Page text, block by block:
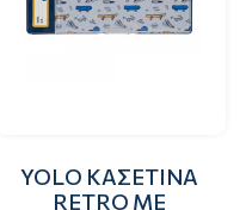
YOLO ΚΑΣΕΤΙΝΑ
RETRO ΜΕ